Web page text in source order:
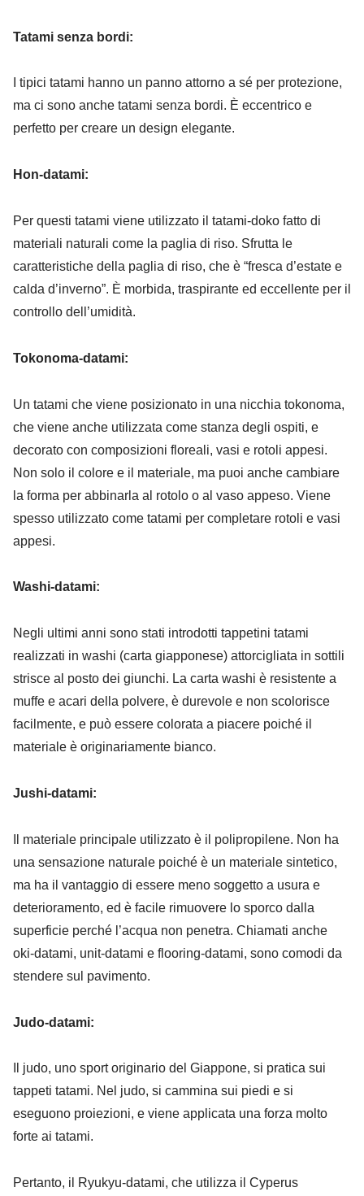
Tatami senza bordi:
I tipici tatami hanno un panno attorno a sé per protezione,
ma ci sono anche tatami senza bordi. È eccentrico e
perfetto per creare un design elegante.
Hon-datami:
Per questi tatami viene utilizzato il tatami-doko fatto di
materiali naturali come la paglia di riso. Sfrutta le
caratteristiche della paglia di riso, che è “fresca d’estate e
calda d’inverno”. È morbida, traspirante ed eccellente per il
controllo dell’umidità.
Tokonoma-datami:
Un tatami che viene posizionato in una nicchia tokonoma,
che viene anche utilizzata come stanza degli ospiti, e
decorato con composizioni floreali, vasi e rotoli appesi.
Non solo il colore e il materiale, ma puoi anche cambiare
la forma per abbinarla al rotolo o al vaso appeso. Viene
spesso utilizzato come tatami per completare rotoli e vasi
appesi.
Washi-datami:
Negli ultimi anni sono stati introdotti tappetini tatami
realizzati in washi (carta giapponese) attorcigliata in sottili
strisce al posto dei giunchi. La carta washi è resistente a
muffe e acari della polvere, è durevole e non scolorisce
facilmente, e può essere colorata a piacere poiché il
materiale è originariamente bianco.
Jushi-datami:
Il materiale principale utilizzato è il polipropilene. Non ha
una sensazione naturale poiché è un materiale sintetico,
ma ha il vantaggio di essere meno soggetto a usura e
deterioramento, ed è facile rimuovere lo sporco dalla
superficie perché l’acqua non penetra. Chiamati anche
oki-datami, unit-datami e flooring-datami, sono comodi da
stendere sul pavimento.
Judo-datami:
Il judo, uno sport originario del Giappone, si pratica sui
tappeti tatami. Nel judo, si cammina sui piedi e si
eseguono proiezioni, e viene applicata una forza molto
forte ai tatami.
Pertanto, il Ryukyu-datami, che utilizza il Cyperus